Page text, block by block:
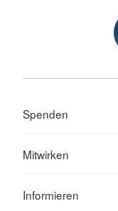
Spenden
Mitwirken
Informieren